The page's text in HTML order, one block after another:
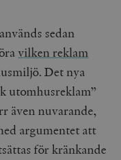
sedan
vilken reklam
Det nya
utomhusreklam”
även nuvarande,
argumentet att
för kränkande